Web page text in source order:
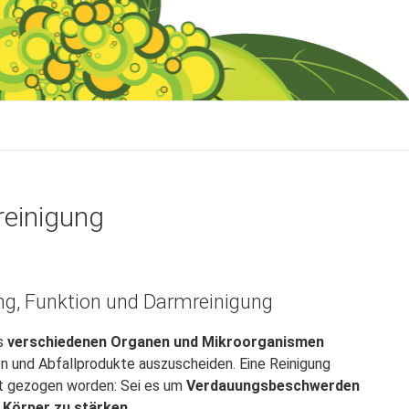
Funktion und Darmreinigung
verschiedenen Organen und Mikroorganismen
Abfallprodukte auszuscheiden. Eine Reinigung
worden: Sei es um Verdauungsbeschwerden